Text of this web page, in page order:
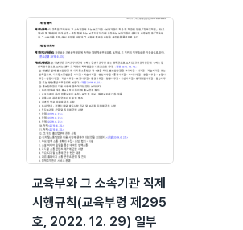
교육부와 그 소속기관 직제
시행규칙(교육부령 제295
호, 2022. 12. 29) 일부